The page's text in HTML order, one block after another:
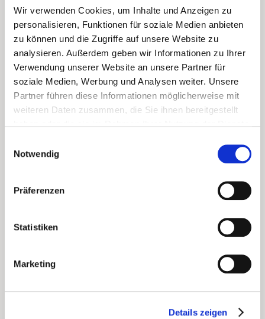
Wir verwenden Cookies, um Inhalte und Anzeigen zu
personalisieren, Funktionen für soziale Medien anbieten
zu können und die Zugriffe auf unsere Website zu
analysieren. Außerdem geben wir Informationen zu Ihrer
Verwendung unserer Website an unsere Partner für
soziale Medien, Werbung und Analysen weiter. Unsere
Partner führen diese Informationen möglicherweise mit
weiteren Daten zusammen, die Sie ihnen bereitgestellt
Cookies, wenn Sie unsere Webseite weiterhin nutzen.
Notwendig
Präferenzen
Statistiken
Marketing
Details zeigen
Vorstandssitzung
Nassauer Stall 18:30 Uhr
17.04.2025
Osterstand
Markt Wickrath 10:00 Uhr
15.05.2025
12.06.2025
Nassauer Stall 18:30 Uhr
Vorstandssitzung